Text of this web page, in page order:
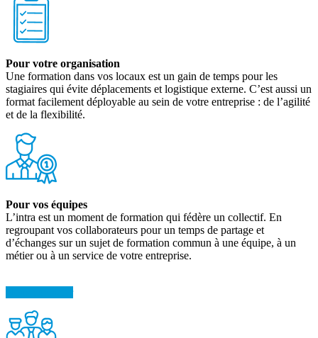
Pour votre organisation
Une formation dans vos locaux est un gain de temps pour les
stagiaires qui évite déplacements et logistique externe. C’est aussi un
format facilement déployable au sein de votre entreprise : de l’agilité
et de la flexibilité.
Pour vos équipes
L’intra est un moment de formation qui fédère un collectif. En
regroupant vos collaborateurs pour un temps de partage et
d’échanges sur un sujet de formation commun à une équipe, à un
métier ou à un service de votre entreprise.